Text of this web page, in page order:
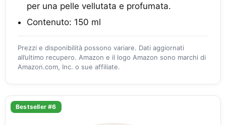
per una pelle vellutata e profumata.
Contenuto: 150 ml
Prezzi e disponibilità possono variare. Dati aggiornati
all’ultimo recupero. Amazon e il logo Amazon sono marchi di
Amazon.com, Inc. o sue affiliate.
Bestseller #6